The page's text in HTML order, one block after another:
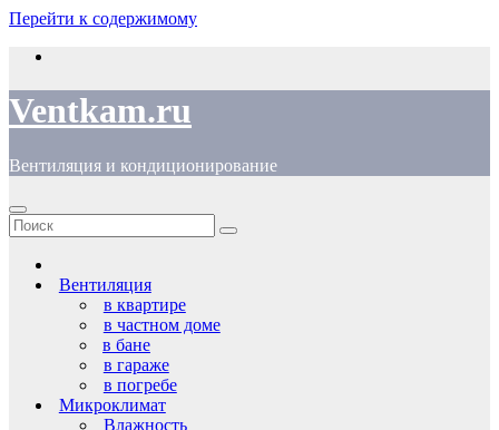
Перейти к содержимому
Ventkam.ru
Вентиляция и кондиционирование
Вентиляция
в квартире
в частном доме
в бане
в гараже
в погребе
Микроклимат
Влажность